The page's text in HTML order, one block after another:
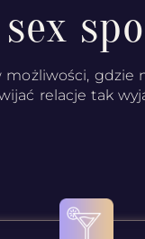
gdzie
relacje tak